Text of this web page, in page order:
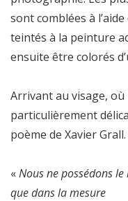
sont comblées à
teintés à la peinture
ensuite être colorés
Arrivant au visage,
particulièrement
poème de Xavier Grall.
«Nous ne possédons
que dans la mesure